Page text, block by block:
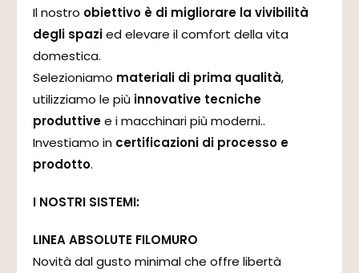
Il nostro obiettivo è di migliorare la vivibilità
degli spazied elevare il comfort della vita
domestica.
Selezioniamo materiali di prima qualità,
utilizziamo le più innovative tecniche
produttivee i macchinari più moderni..
Investiamo in certificazioni di processo e
prodotto.
I NOSTRI SISTEMI:
LINEA ABSOLUTE FILOMURO
Novità dal gusto minimal che offre libertà